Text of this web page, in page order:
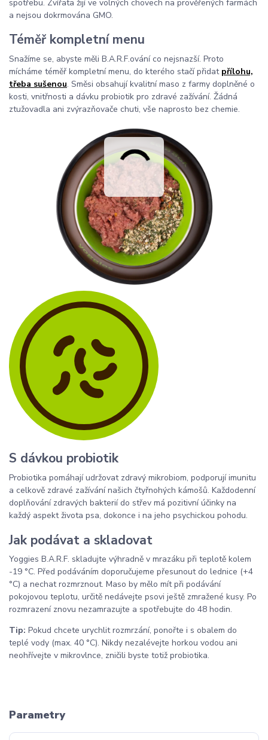
spotřebu. Zvířata žijí ve volných chovech na prověřených farmách
a nejsou dokrmována GMO.
Téměř kompletní menu
Snažíme se, abyste měli B.A.R.F.ování co nejsnazší. Proto
mícháme téměř kompletní menu, do kterého stačí přidat přílohu,
třeba sušenou. Směsi obsahují kvalitní maso z farmy doplněné o
kosti, vnitřnosti a dávku probiotik pro zdravé zažívání. Žádná
ztužovadla ani zvýrazňovače chuti, vše naprosto bez chemie.
S dávkou probiotik
Probiotika pomáhají udržovat zdravý mikrobiom, podporují imunitu
a celkově zdravé zažívání našich čtyřnohých kámošů. Každodenní
doplňování zdravých bakterií do střev má pozitivní účinky na
každý aspekt života psa, dokonce i na jeho psychickou pohodu.
Jak podávat a skladovat
Yoggies B.A.R.F. skladujte výhradně v mrazáku při teplotě kolem
-19 °C. Před podáváním doporučujeme přesunout do lednice (+4
°C) a nechat rozmrznout. Maso by mělo mít při podávání
pokojovou teplotu, určitě nedávejte psovi ještě zmražené kusy. Po
rozmrazení znovu nezamrazujte a spotřebujte do 48 hodin.
Tip: Pokud chcete urychlit rozmrzání, ponořte i s obalem do
teplé vody (max. 40 °C). Nikdy nezalévejte horkou vodou ani
neohřívejte v mikrovlnce, zničili byste totiž probiotika.
Parametry